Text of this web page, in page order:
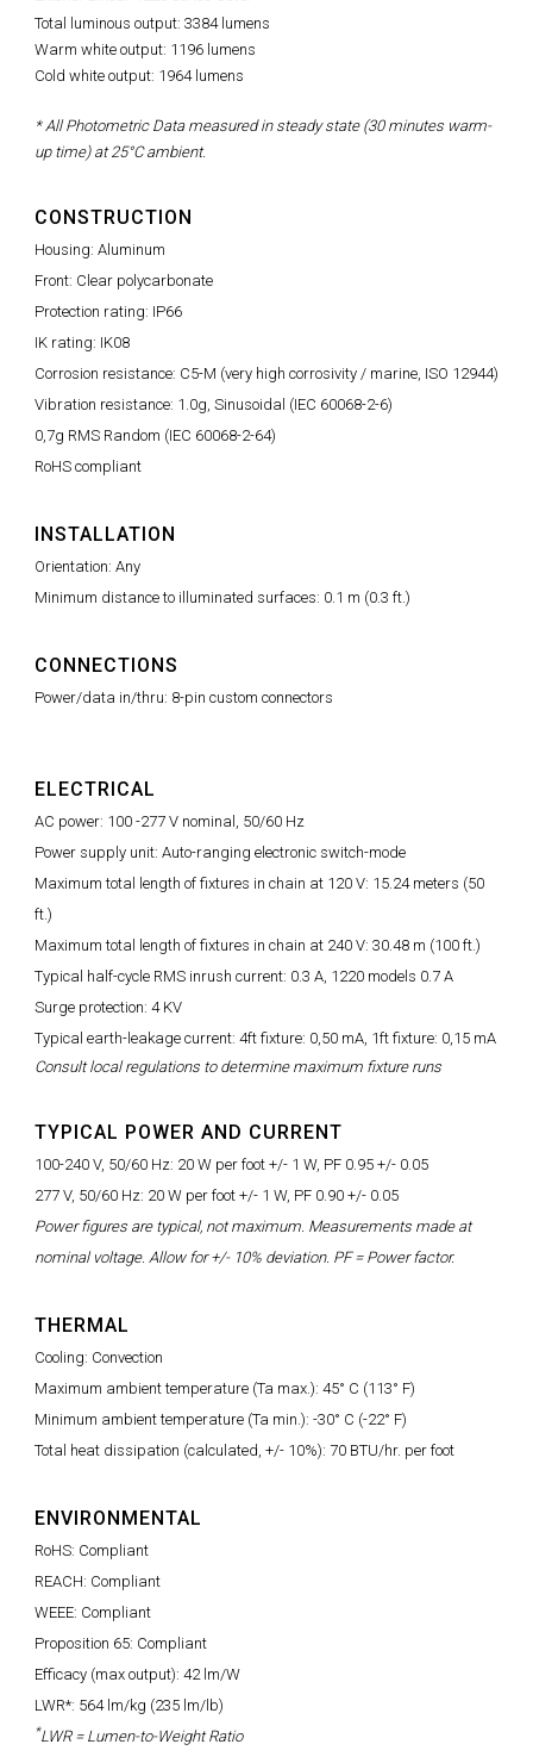
Total luminous output: 3384 lumens
Warm white output: 1196 lumens
Cold white output: 1964 lumens
* All Photometric Data measured in steady state (30 minutes warm-
up time) at 25°C ambient.
CONSTRUCTION
Housing: Aluminum
Front: Clear polycarbonate
Protection rating: IP66
IK rating: IK08
Corrosion resistance: C5-M (very high corrosivity / marine, ISO 12944)
Vibration resistance: 1.0g, Sinusoidal (IEC 60068-2-6)
0,7g RMS Random (IEC 60068-2-64)
RoHS compliant
INSTALLATION
Orientation: Any
Minimum distance to illuminated surfaces: 0.1 m (0.3 ft.)
CONNECTIONS
Power/data in/thru: 8-pin custom connectors
ELECTRICAL
AC power: 100 -277 V nominal, 50/60 Hz
Power supply unit: Auto-ranging electronic switch-mode
Maximum total length of fixtures in chain at 120 V: 15.24 meters (50
ft.)
Maximum total length of fixtures in chain at 240 V: 30.48 m (100 ft.)
Typical half-cycle RMS inrush current: 0.3 A, 1220 models 0.7 A
Surge protection: 4 KV
Typical earth-leakage current: 4ft fixture: 0,50 mA, 1ft fixture: 0,15 mA
Consult local regulations to determine maximum fixture runs
TYPICAL POWER AND CURRENT
100-240 V, 50/60 Hz: 20 W per foot +/- 1 W, PF 0.95 +/- 0.05
277 V, 50/60 Hz: 20 W per foot +/- 1 W, PF 0.90 +/- 0.05
Power figures are typical, not maximum. Measurements made at
nominal voltage. Allow for +/- 10% deviation. PF = Power factor.
THERMAL
Cooling: Convection
Maximum ambient temperature (Ta max.): 45° C (113° F)
Minimum ambient temperature (Ta min.): -30° C (-22° F)
Total heat dissipation (calculated, +/- 10%): 70 BTU/hr. per foot
ENVIRONMENTAL
RoHS: Compliant
REACH: Compliant
WEEE: Compliant
Proposition 65: Compliant
Efficacy (max output): 42 lm/W
LWR*: 564 lm/kg (235 lm/lb)
*LWR = Lumen-to-Weight Ratio